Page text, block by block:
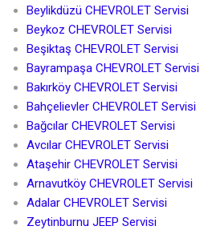
Beylikdüzü CHEVROLET Servisi
Beykoz CHEVROLET Servisi
Beşiktaş CHEVROLET Servisi
Bayrampaşa CHEVROLET Servisi
Bakırköy CHEVROLET Servisi
Bahçelievler CHEVROLET Servisi
Bağcılar CHEVROLET Servisi
Avcılar CHEVROLET Servisi
Ataşehir CHEVROLET Servisi
Arnavutköy CHEVROLET Servisi
Adalar CHEVROLET Servisi
Zeytinburnu JEEP Servisi